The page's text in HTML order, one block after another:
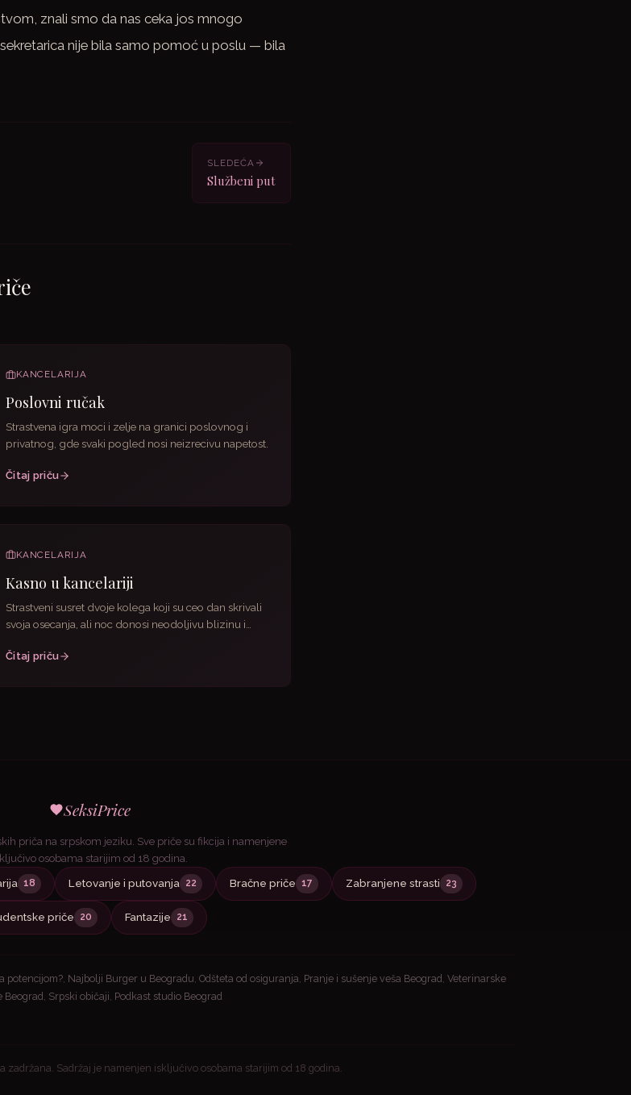
znali smo da nas ceka jos mnogo
nije bila samo pomoć u poslu — bila
SLEDEĆA
Službeni put
KANCELARIJA
Poslovni ručak
Strastvena igra moci i zelje na granici poslovnog i
privatnog, gde svaki pogled nosi neizrecivu napetost.
Čitaj priču
KANCELARIJA
Kasno u kancelariji
Strastveni susret dvoje kolega koji su ceo dan skrivali
svoja osecanja, ali noc donosi neodoljivu blizinu i
Čitaj priču
SeksiPrice
priča na srpskom jeziku. Sve priče su fikcija i namenjene
osobama starijim od 18 godina.
18 Letovanje i putovanja 22 Bračne priče 17 Zabranjene strasti 23
priče 20 Fantazije 21
potencijom? Najbolji Burger u Beogradu Odšteta od osiguranja Pranje i sušenje veša Beograd Veterinarske
Beograd
Srpski običaji Podkast studio Beograd
zadržana. Sadržaj je namenjen isključivo osobama starijim od 18 godina.